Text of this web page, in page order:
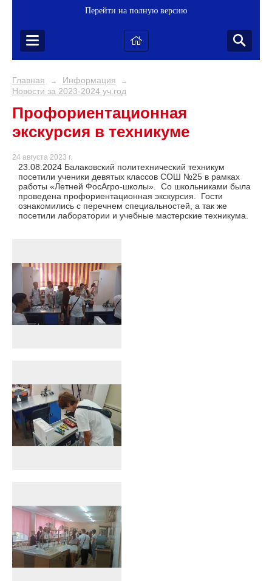
Перейти на полную версию
Главная → Информация →
Новости за 2023-2024 уч.год
Профориентационная
экскурсия в техникуме
24 августа 2023 г.
23.08.2024 Балаковский политехнический техникум
посетили ученики девятых классов СОШ №25 в рамках
работы «Летней ФосАгро-школы». Со школьниками была
проведена профориентационная экскурсия. Гости
ознакомились с перечнем специальностей, а так же
посетили лаборатории и учебные мастерские техникума.